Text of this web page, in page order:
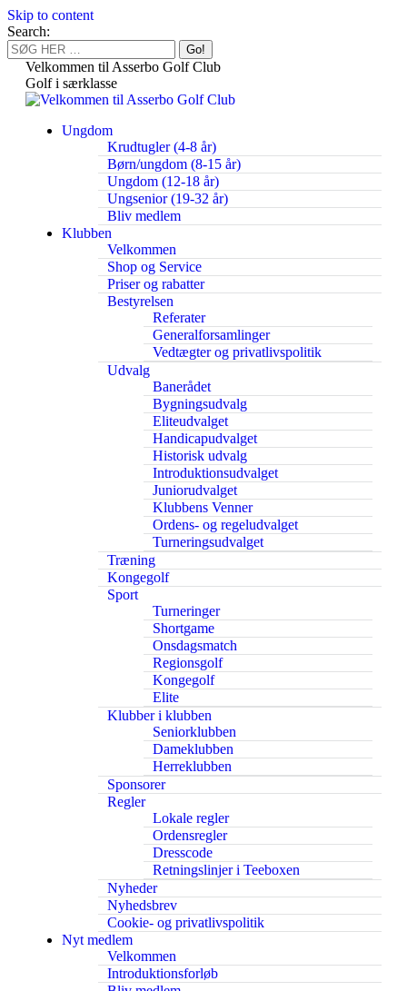
Skip to content
Search:
Velkommen til Asserbo Golf Club
Golf i særklasse
Ungdom
Krudtugler (4-8 år)
Børn/ungdom (8-15 år)
Ungdom (12-18 år)
Ungsenior (19-32 år)
Bliv medlem
Klubben
Velkommen
Shop og Service
Priser og rabatter
Bestyrelsen
Referater
Generalforsamlinger
Vedtægter og privatlivspolitik
Udvalg
Banerådet
Bygningsudvalg
Eliteudvalget
Handicapudvalget
Historisk udvalg
Introduktionsudvalget
Juniorudvalget
Klubbens Venner
Ordens- og regeludvalget
Turneringsudvalget
Træning
Kongegolf
Sport
Turneringer
Shortgame
Onsdagsmatch
Regionsgolf
Kongegolf
Elite
Klubber i klubben
Seniorklubben
Dameklubben
Herreklubben
Sponsorer
Regler
Lokale regler
Ordensregler
Dresscode
Retningslinjer i Teeboxen
Nyheder
Nyhedsbrev
Cookie- og privatlivspolitik
Nyt medlem
Velkommen
Introduktionsforløb